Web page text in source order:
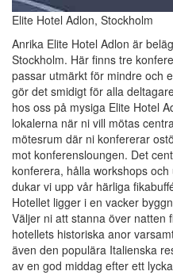
Elite Hotel Adlon, Stockholm
Anrika Elite Hotel Adlon är
Stockholm. Här finns tre
passar utmärkt för mindre och
gör det smidigt för alla
hos oss på mysiga Elite Hotel
lokalerna när ni vill mötas
mötesrum där ni konfererar
mot konferensloungen. Det
konferera, hålla workshops
dukar vi upp vår härliga
Hotellet ligger i en vacker
Väljer ni att stanna över natten
hotellets historiska anor
även den populära Italienska
av en god middag efter ett